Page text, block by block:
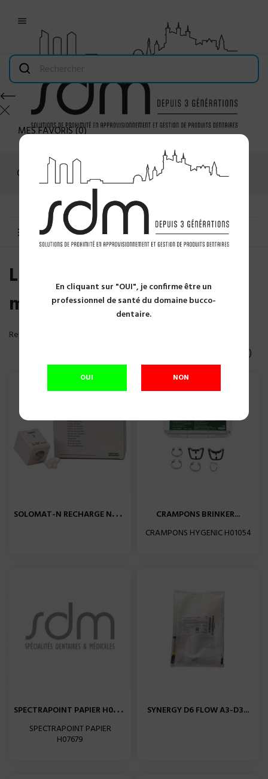
En cliquant sur "OUI", je confirme être un
professionnel de santé du domaine bucco-
dentaire.
OUI NON

MES FAVORIS(0)
Connexion
MENU
Liste des produits de la
marque Coltene
Reference, A to Z
Affichage 1-20 of 328 article(s)
S
OLOMAT-N RECHARGE N° 2...
CRAMPONS BRINKER...
CRAMPONS HYGENIC H01054
S
PECTRAPOINT PAPIER H07679...
SPECTRAPOINT PAPIER
H07679
SYNERGY D6 FLOW A3-D3...